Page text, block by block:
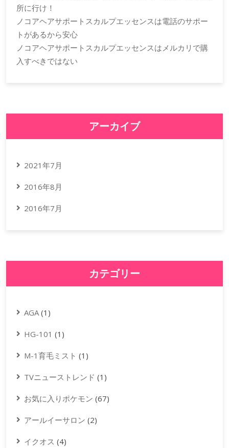
所に行け！
ノコアヘアサポートスカルプエッセンスは電話のサポー
トがあるから安心
ノコアヘアサポートスカルプエッセンスはメルカリで購
入すべきではない
アーカイブ
2021年7月
2016年8月
2016年7月
カテゴリー
AGA (1)
HG-101 (1)
M-1育毛ミスト (1)
TVニューストレンド (1)
お気に入りポケモン (67)
アールイーサロン (2)
イクオス (4)